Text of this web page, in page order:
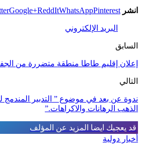
انشر Google+ReddItWhatsAppPinterest
البريد الإلكتروني
السابق
إعلان إقليم طاطا منطقة متضررة من
التالي
ندوة عن بعد في موضوع ” التدبير المندمج
الذهب الرهانات والاكراهات.”
قد يعجبك ايضا المزيد عن المؤلف
أخبار دولية